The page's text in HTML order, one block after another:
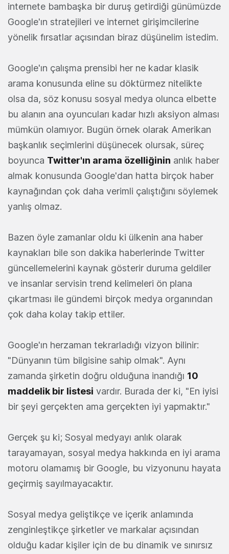
internete bambaşka bir duruş getirdiği günümüzde
Google'ın stratejileri ve internet girişimcilerine
yönelik fırsatlar açısından biraz düşünelim istedim.
Google'ın çalışma prensibi her ne kadar klasik
arama konusunda eline su döktürmez nitelikte
olsa da, söz konusu sosyal medya olunca elbette
bu alanın ana oyuncuları kadar hızlı aksiyon alması
mümkün olamıyor. Bugün örnek olarak Amerikan
başkanlık seçimlerini düşünecek olursak, süreç
boyunca Twitter'ın arama özelliğinin anlık haber
almak konusunda Google'dan hatta birçok haber
kaynağından çok daha verimli çalıştığını söylemek
yanlış olmaz.
Bazen öyle zamanlar oldu ki ülkenin ana haber
kaynakları bile son dakika haberlerinde Twitter
güncellemelerini kaynak gösterir duruma geldiler
ve insanlar servisin trend kelimeleri ön plana
çıkartması ile gündemi birçok medya organından
çok daha kolay takip ettiler.
Google'ın herzaman tekrarladığı vizyon bilinir:
"Dünyanın tüm bilgisine sahip olmak". Aynı
zamanda şirketin doğru olduğuna inandığı 10
maddelik bir listesi vardır. Burada der ki, "En iyisi
bir şeyi gerçekten ama gerçekten iyi yapmaktır."
Gerçek şu ki; Sosyal medyayı anlık olarak
tarayamayan, sosyal medya hakkında en iyi arama
motoru olamamış bir Google, bu vizyonunu hayata
geçirmiş sayılmayacaktır.
Sosyal medya geliştikçe ve içerik anlamında
zenginleştikçe şirketler ve markalar açısından
olduğu kadar kişiler için de bu dinamik ve sınırsız